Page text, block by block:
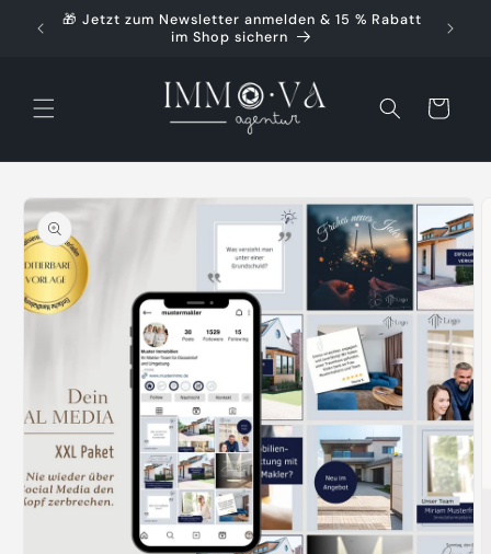
zum🎁 Jetzt zum Newsletter anmelden & 15 % Rabatt
im Shop sichern
Warenkorb